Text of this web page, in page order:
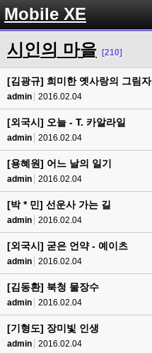
Mobile XE
시인의 마을 [210]
[김광규] 희미한 옛사랑의 그림자
admin 2016.02.04
[외국시] 오늘 - T. 카알라일
admin 2016.02.04
[용혜원] 어느 날의 일기
admin 2016.02.04
[박 * 민] 선운사 가는 길
admin 2016.02.04
[외국시] 굳은 언약 - 예이츠
admin 2016.02.04
[김동환] 북청 물장수
admin 2016.02.04
[기형도] 장미빛 인생
admin 2016.02.04